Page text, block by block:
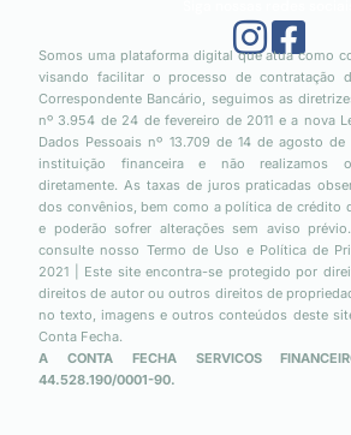
Somos uma plataforma digital que atua como
visando facilitar o processo de contratação
Correspondente Bancário, seguimos as
nº 3.954 de 24 de fevereiro de 2011 e a nova
Dados Pessoais nº 13.709 de 14 de agosto
instituição financeira e não realizamos
diretamente. As taxas de juros praticadas
dos convênios, bem como a política de crédito
e poderão sofrer alterações sem aviso
consulte nosso Termo de Uso e Política de
2021 | Este site encontra-se protegido por
direitos de autor ou outros direitos de
no texto, imagens e outros conteúdos deste
Conta Fecha.
A CONTA FECHA SERVICOS
44.528.190/0001-90.